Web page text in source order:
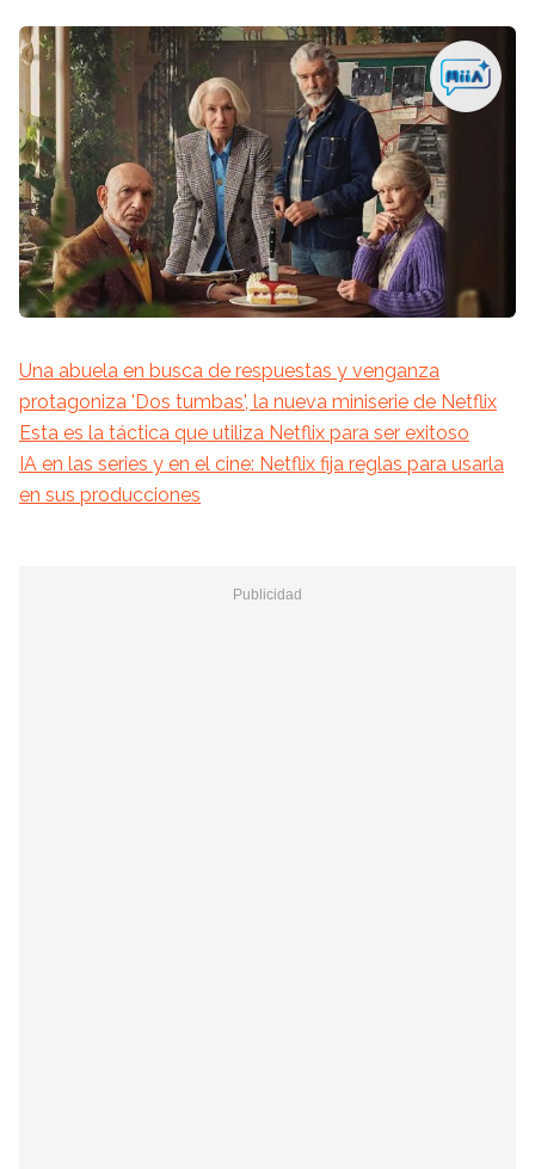
Una abuela en busca de respuestas y venganza
protagoniza 'Dos tumbas', la nueva miniserie de Netflix
Esta es la táctica que utiliza Netflix para ser exitoso
IA en las series y en el cine: Netflix fija reglas para usarla
en sus producciones